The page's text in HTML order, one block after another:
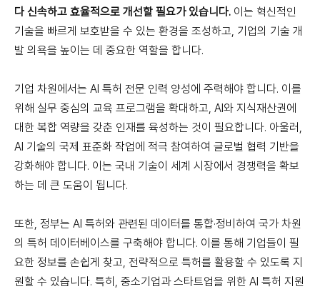
다 신속하고 효율적으로 개선할 필요가 있습니다. 이는 혁신적인
기술을 빠르게 보호받을 수 있는 환경을 조성하고, 기업의 기술 개
발 의욕을 높이는 데 중요한 역할을 합니다.
기업 차원에서는 AI 특허 전문 인력 양성에 주력해야 합니다. 이를
위해 실무 중심의 교육 프로그램을 확대하고, AI와 지식재산권에
대한 복합 역량을 갖춘 인재를 육성하는 것이 필요합니다. 아울러,
AI 기술의 국제 표준화 작업에 적극 참여하여 글로벌 협력 기반을
강화해야 합니다. 이는 국내 기술이 세계 시장에서 경쟁력을 확보
하는 데 큰 도움이 됩니다.
또한, 정부는 AI 특허와 관련된 데이터를 통합·정비하여 국가 차원
의 특허 데이터베이스를 구축해야 합니다. 이를 통해 기업들이 필
요한 정보를 손쉽게 찾고, 전략적으로 특허를 활용할 수 있도록 지
원할 수 있습니다. 특히, 중소기업과 스타트업을 위한 AI 특허 지원